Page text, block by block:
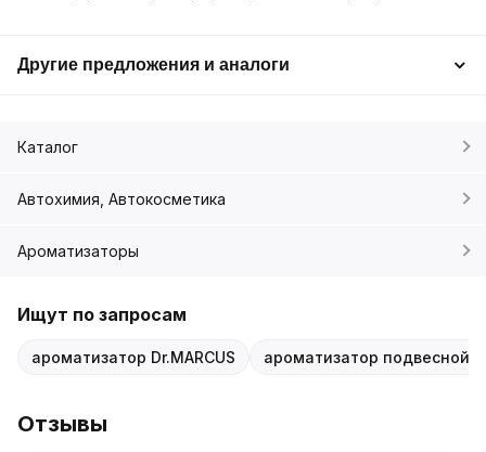
Другие предложения и аналоги
Каталог
Автохимия, Автокосметика
Ароматизаторы
Ищут по запросам
ароматизатор Dr.MARCUS ароматизатор подвесной
Отзывы